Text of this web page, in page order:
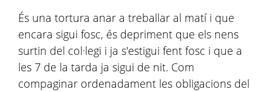
És una tortura anar a treballar al matí i que
encara sigui fosc, és depriment que els nens
surtin del col·legi i ja s'estigui fent fosc i que a
les 7 de la tarda ja sigui de nit. Com
compaginar ordenadament les obligacions del